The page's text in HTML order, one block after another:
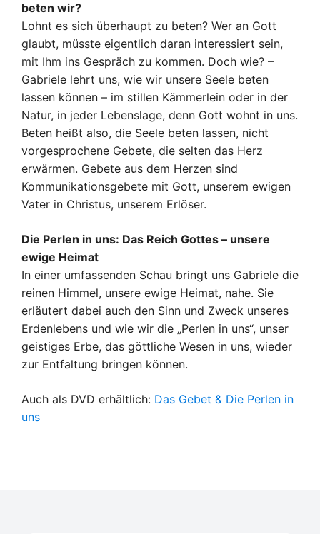
beten wir?
Lohnt es sich überhaupt zu beten? Wer an Gott
glaubt, müsste eigentlich daran interessiert sein,
mit Ihm ins Gespräch zu kommen. Doch wie? –
Gabriele lehrt uns, wie wir unsere Seele beten
lassen können – im stillen Kämmerlein oder in der
Natur, in jeder Lebenslage, denn Gott wohnt in uns.
Beten heißt also, die Seele beten lassen, nicht
vorgesprochene Gebete, die selten das Herz
erwärmen. Gebete aus dem Herzen sind
Kommunikationsgebete mit Gott, unserem ewigen
Vater in Christus, unserem Erlöser.
Die Perlen in uns: Das Reich Gottes – unsere
ewige Heimat
In einer umfassenden Schau bringt uns Gabriele die
reinen Himmel, unsere ewige Heimat, nahe. Sie
erläutert dabei auch den Sinn und Zweck unseres
Erdenlebens und wie wir die „Perlen in uns“, unser
geistiges Erbe, das göttliche Wesen in uns, wieder
zur Entfaltung bringen können.
Auch als DVD erhältlich: Das Gebet & Die Perlen in
uns